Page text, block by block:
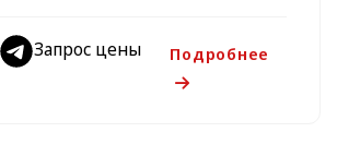
Запрос цены Подробнее